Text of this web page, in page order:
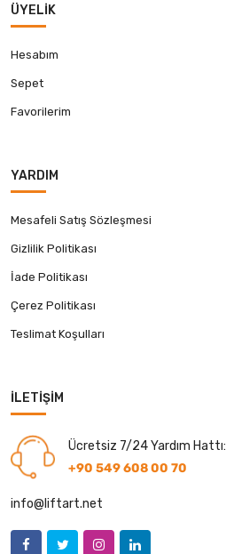
ÜYELIK
Hesabım
Sepet
Favorilerim
YARDIM
Mesafeli Satış Sözleşmesi
Gizlilik Politikası
İade Politikası
Çerez Politikası
Teslimat Koşulları
İLETIŞIM
Ücretsiz 7/24 Yardım Hattı:
+90 549 608 00 70
info@liftart.net